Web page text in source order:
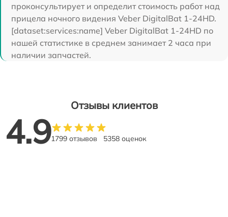
проконсультирует и определит стоимость работ над
прицела ночного видения Veber DigitalBat 1-24HD.
[dataset:services:name] Veber DigitalBat 1-24HD по
нашей статистике в среднем занимает 2 часа при
наличии запчастей.
Отзывы клиентов
4.91799 отзывов 5358 оценок